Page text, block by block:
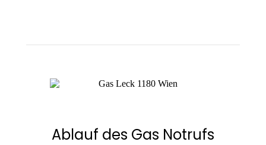
Ablauf des Gas Notrufs